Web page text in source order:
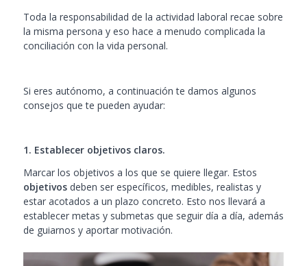
Toda la responsabilidad de la actividad laboral recae sobre
la misma persona y eso hace a menudo complicada la
conciliación con la vida personal.
Si eres autónomo, a continuación te damos algunos
consejos que te pueden ayudar:
1. Establecer objetivos claros.
Marcar los objetivos a los que se quiere llegar. Estos
objetivosdeben ser específicos, medibles, realistas y
estar acotados a un plazo concreto. Esto nos llevará a
establecer metas y submetas que seguir día a día, además
de guiarnos y aportar motivación.